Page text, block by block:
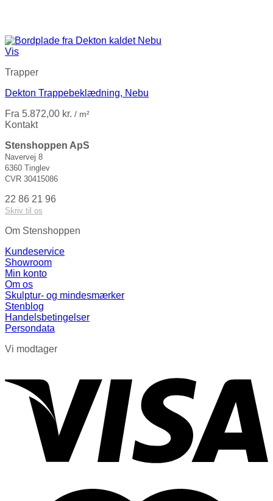
Vis
Trapper
Dekton Trappebeklædning, Nebu
Fra 5.872,00 kr. / m²
Kontakt
Stenshoppen ApS
Navervej 8
6360 Tinglev
CVR 30415086
22 86 21 96
Skriv til os
Om Stenshoppen
Kundeservice
Showroom
Min konto
Om os
Skulptur- og mindesmærker
Stenblog
Handelsbetingelser
Persondata
Vi modtager